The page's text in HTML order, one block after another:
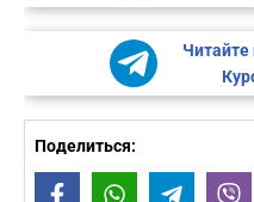
Читайте
Поделиться:
FacebookWhatsApp